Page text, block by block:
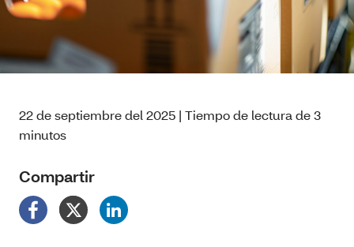
22 de septiembre del 2025 | Tiempo de lectura de 3
minutos
Compartir